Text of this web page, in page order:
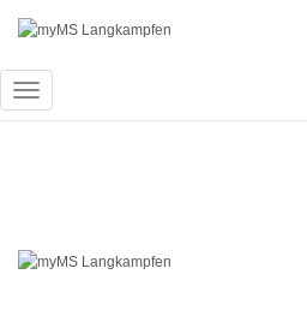
Navigation